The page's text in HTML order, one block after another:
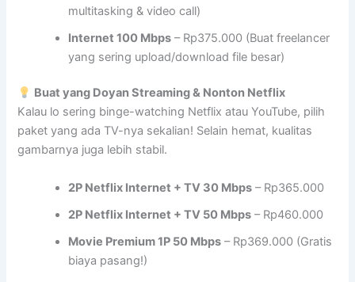
multitasking & video call)
Internet 100 Mbps – Rp375.000 (Buat freelancer
yang sering upload/download file besar)
Buat yang Doyan Streaming & Nonton Netflix
Kalau lo sering binge-watching Netflix atau YouTube, pilih
paket yang ada TV-nya sekalian! Selain hemat, kualitas
gambarnya juga lebih stabil.
2P Netflix Internet + TV 30 Mbps – Rp365.000
2P Netflix Internet + TV 50 Mbps – Rp460.000
Movie Premium 1P 50 Mbps – Rp369.000 (Gratis
biaya pasang!)